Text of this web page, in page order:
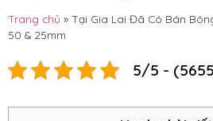
Trang chủ » Tại Gia Lai Đã Có Bán
50 & 25mm
5/5 -